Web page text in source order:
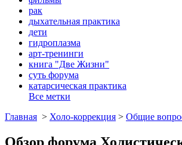
рак
дыхательная практика
дети
гидроплазма
арт-тренинги
книга "Две Жизни"
суть форума
катарсическая практика
Все метки
Главная > Холо-коррекция > Общие
Обзор форума